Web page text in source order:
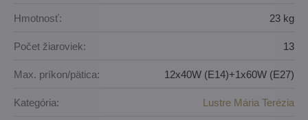
Hmotnosť: 23 kg
Počet žiaroviek: 13
Max. príkon/pätica: 12x40W (E14)+1x60W (E27)
Kategória: Lustre Mária Terézia